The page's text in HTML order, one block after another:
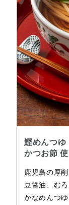
鰹めんつ
かつお節 使
鹿児島の厚
豆醤油、む
かなめんつ